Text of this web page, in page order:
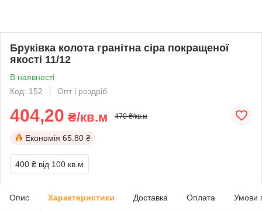
Бруківка колота гранітна сіра покращеної
якості 11/12
В наявності
Код: 152
Опт і роздріб
404,20 ₴/кв.м 470 ₴/кв.м
Економія 65.80 ₴
400 ₴ від 100 кв.м
Опис Характеристики Доставка Оплата Умови